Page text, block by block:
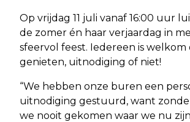
Op vrijdag 11 juli vanaf 16:00 uur
de zomer én haar verjaardag in
sfeervol feest. Iedereen is welkom
genieten, uitnodiging of niet!
“We hebben onze buren een
uitnodiging gestuurd, want
we nooit gekomen waar we nu